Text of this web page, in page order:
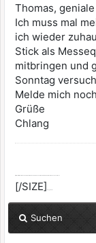
Thomas,
Ich muss mal
ich wieder
Stick als
mitbringen und
Sonntag
Melde mich
Grüße
Chlang
[/SIZE]
Suchen